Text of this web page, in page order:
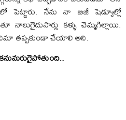
నేను నా బిజీ షెడ్యూల్లో
నాలుగైదుసార్లు కళ్ళు చెమ్మగిల్లాయి.
తప్పకుండా చేయాలి అని.